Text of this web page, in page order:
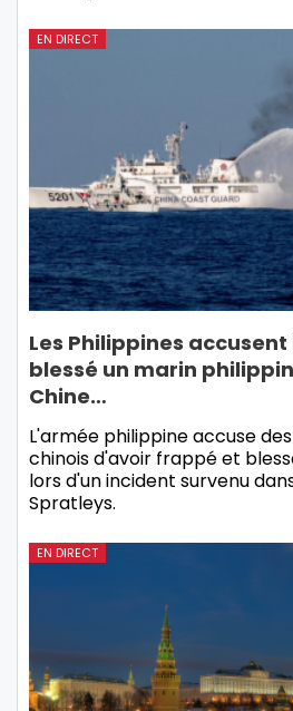
EN DIRECT
Les Philippines accusent
blessé un marin
Chine…
L'armée philippine accuse
chinois d'avoir frappé et
lors d'un incident survenu
Spratleys.
EN DIRECT